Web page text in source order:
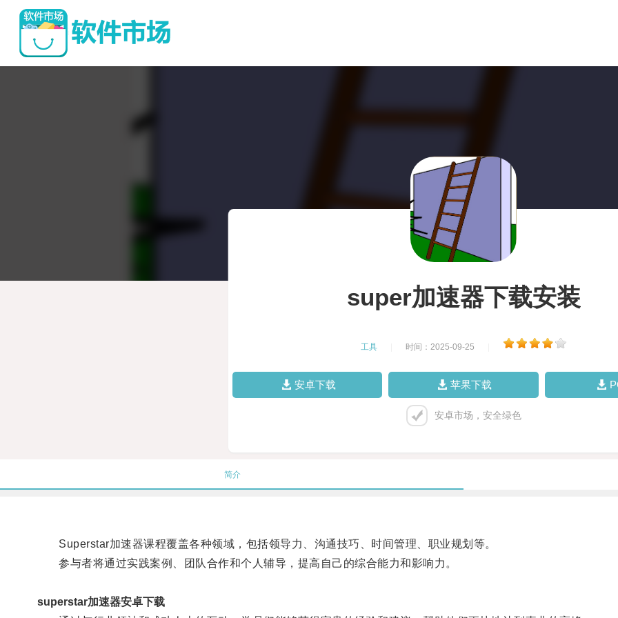
super加速器下载安装
工具 时间：2025-09-25
安卓下载 苹果下载
安卓市场，安全绿色
简介
Superstar加速器课程覆盖各种领域，包括领导力、沟通技巧、时间管理、职业规划等。
参与者将通过实践案例、团队合作和个人辅导，提高自己的综合能力和影响力。
superstar加速器安卓下载